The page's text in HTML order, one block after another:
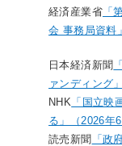
経済産業省「
会 事務局資料
日本経済新聞
ァンディング
NHK 「国立映
る」（2026年6
読売新聞 「政